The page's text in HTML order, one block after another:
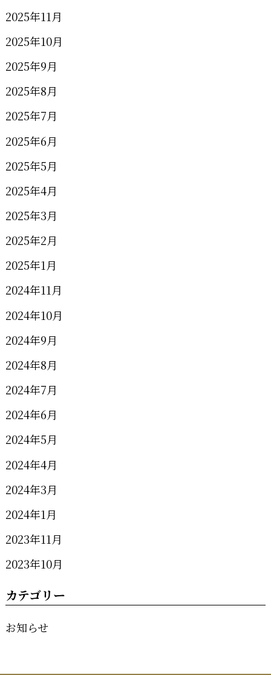
2025年11月
2025年10月
2025年9月
2025年8月
2025年7月
2025年6月
2025年5月
2025年4月
2025年3月
2025年2月
2025年1月
2024年11月
2024年10月
2024年9月
2024年8月
2024年7月
2024年6月
2024年5月
2024年4月
2024年3月
2024年1月
2023年11月
2023年10月
カテゴリー
お知らせ